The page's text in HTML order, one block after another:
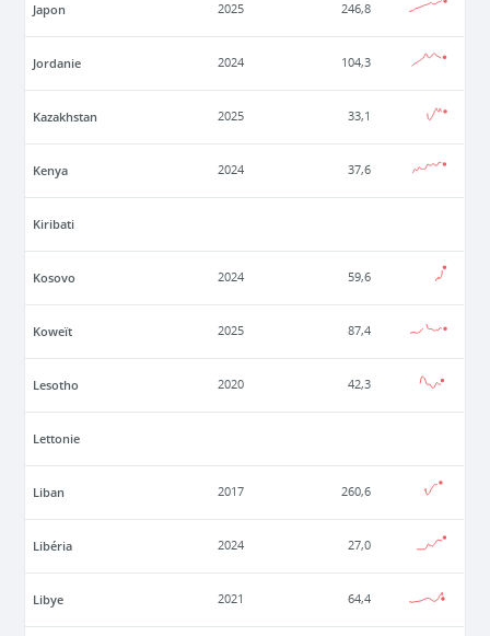
Japon 2025 246,8
Jordanie 2024 104,3
Kazakhstan 2025 33,1
Kenya 2024 37,6
Kiribati
Kosovo 2024 59,6
Koweït 2025 87,4
Lesotho 2020 42,3
Lettonie
Liban 2017 260,6
Libéria 2024 27,0
Libye 2021 64,4